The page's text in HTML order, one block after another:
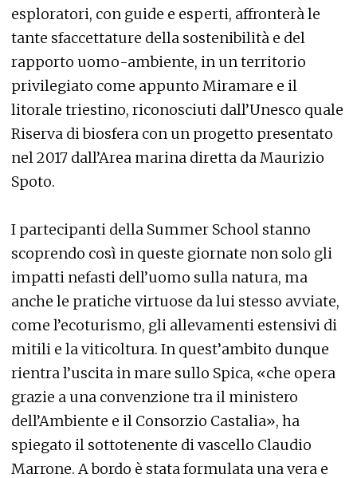
esploratori, con guide e esperti, affronterà le
tante sfaccettature della sostenibilità e del
rapporto uomo-ambiente, in un territorio
privilegiato come appunto Miramare e il
litorale triestino, riconosciuti dall’Unesco quale
Riserva di biosfera con un progetto presentato
nel 2017 dall’Area marina diretta da Maurizio
Spoto.
I partecipanti della Summer School stanno
scoprendo così in queste giornate non solo gli
impatti nefasti dell’uomo sulla natura, ma
anche le pratiche virtuose da lui stesso avviate,
come l’ecoturismo, gli allevamenti estensivi di
mitili e la viticoltura. In quest’ambito dunque
rientra l’uscita in mare sullo Spica, «che opera
grazie a una convenzione tra il ministero
dell’Ambiente e il Consorzio Castalia», ha
spiegato il sottotenente di vascello Claudio
Marrone. A bordo è stata formulata una vera e